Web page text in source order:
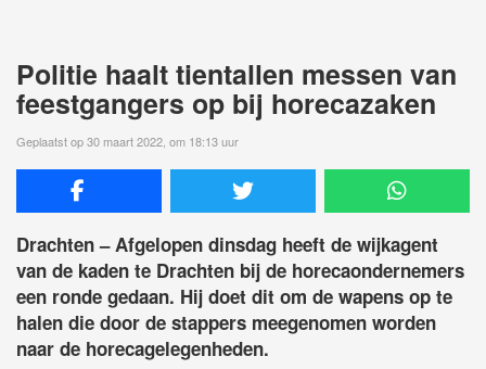
Politie haalt tientallen messen van
feestgangers op bij horecazaken
Geplaatst op 30 maart 2022, om 18:13 uur
Drachten – Afgelopen dinsdag heeft de wijkagent
van de kaden te Drachten bij de horecaondernemers
een ronde gedaan. Hij doet dit om de wapens op te
halen die door de stappers meegenomen worden
naar de horecagelegenheden.